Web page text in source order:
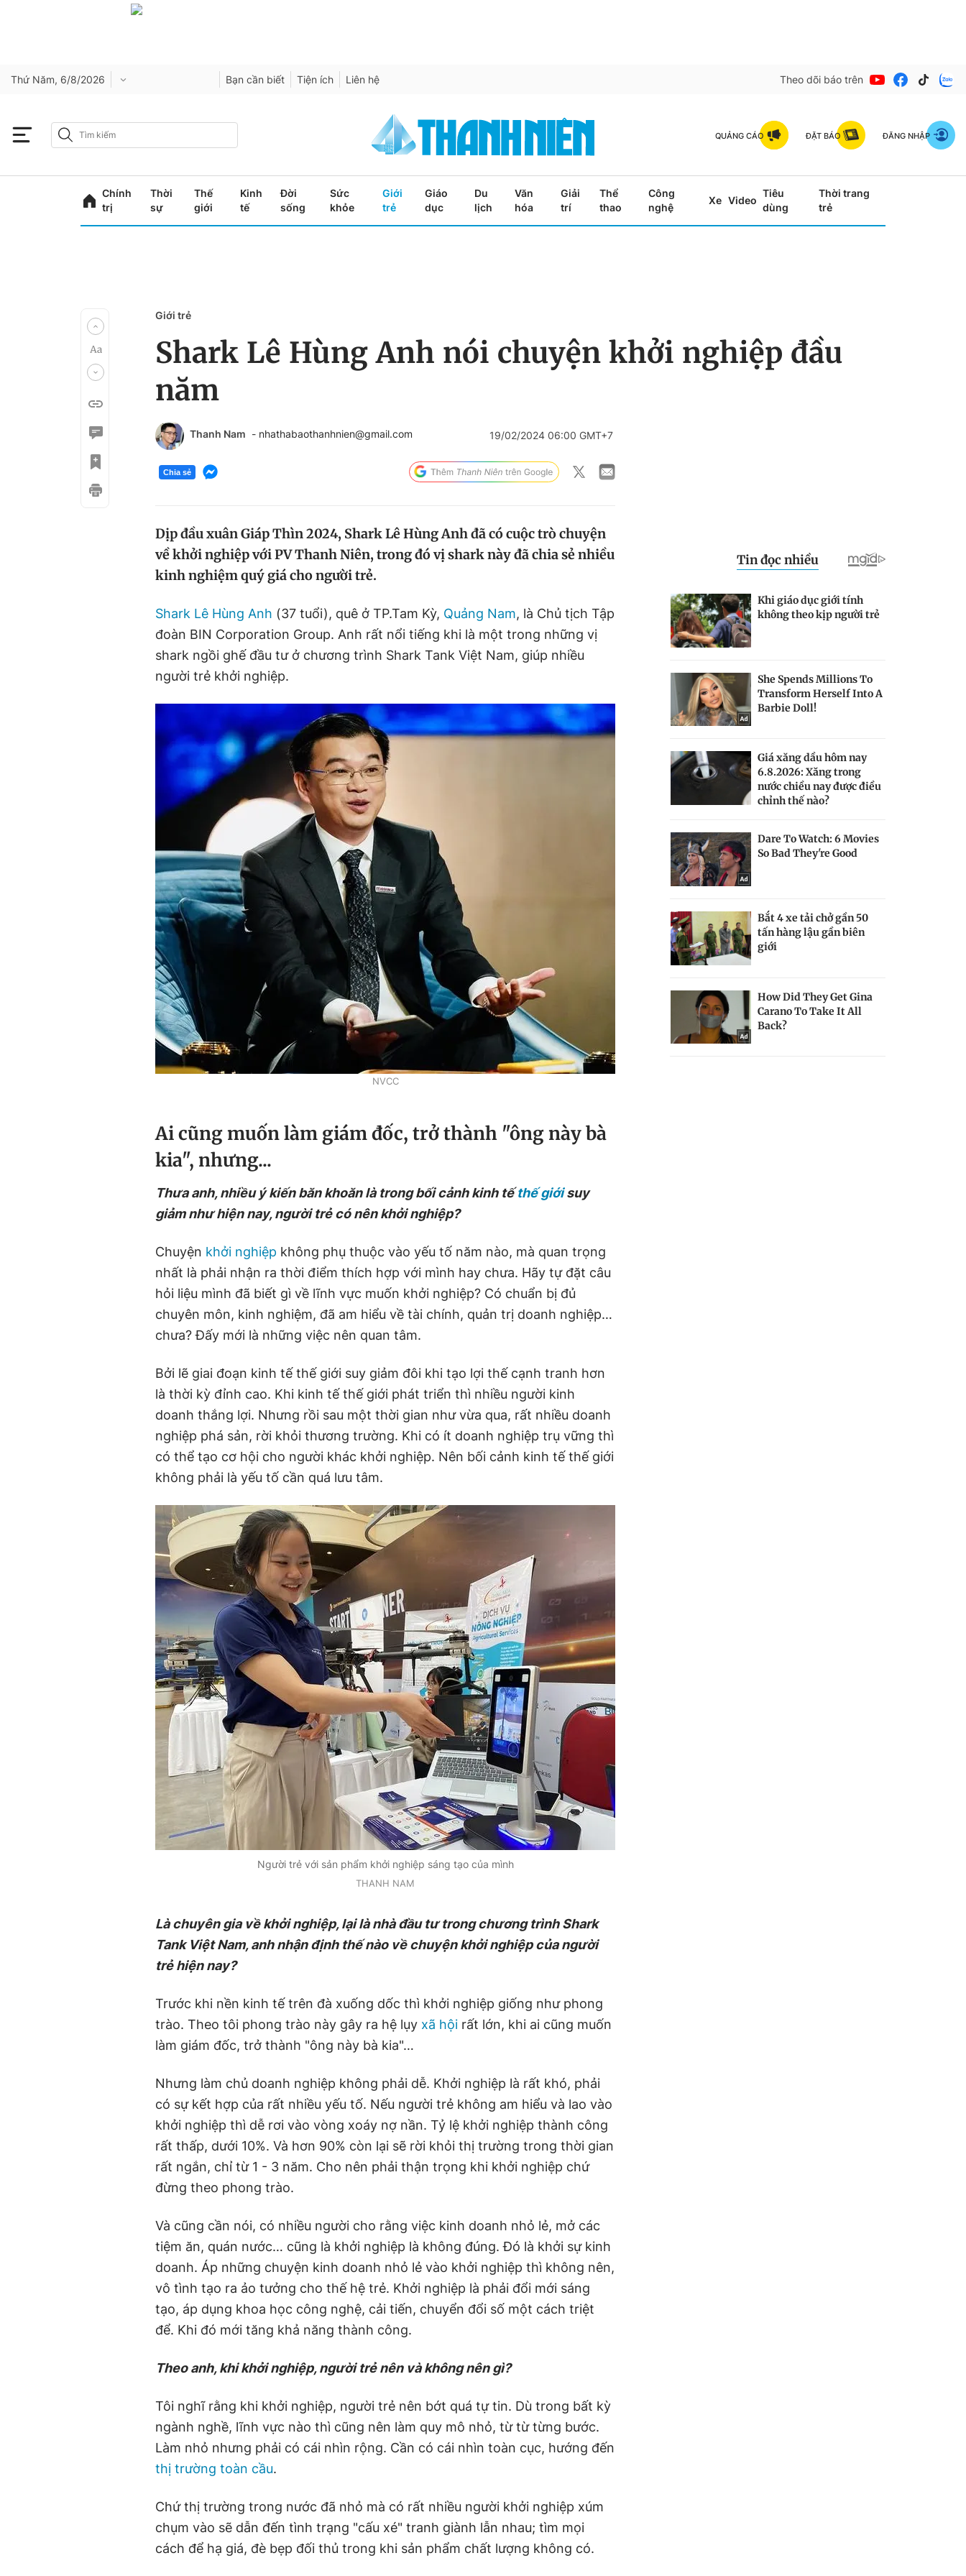
Thứ Năm, 6/8/2026 Bạn cần biết Tiện ích Liên hệ Theo dõi báo trên
QUẢNG CÁO ĐẶT BÁO ĐĂNG NHẬP
Chính
trị
Thời
sự
Thế
giới
Kinh
tế
Đời
sống
Sức
khỏe
Giới
trẻ
Giáo
dục
Du
lịch
Văn
hóa
Giải
trí
Thể
thao
Công
nghệ
Xe Video
Tiêu
dùng
Thời trang
trẻ
Giới trẻ
Shark Lê Hùng Anh nói chuyện khởi nghiệp đầu
năm
Thanh Nam - nhathabaothanhnien@gmail.com 19/02/2024 06:00 GMT+7
Chia sẻ
Dịp đầu xuân Giáp Thìn 2024, Shark Lê Hùng Anh đã có cuộc trò chuyện
về khởi nghiệp với PV Thanh Niên, trong đó vị shark này đã chia sẻ nhiều
kinh nghiệm quý giá cho người trẻ.
Shark Lê Hùng Anh (37 tuổi), quê ở TP.Tam Kỳ, Quảng Nam, là Chủ tịch Tập
đoàn BIN Corporation Group. Anh rất nổi tiếng khi là một trong những vị
shark ngồi ghế đầu tư ở chương trình Shark Tank Việt Nam, giúp nhiều
người trẻ khởi nghiệp.
NVCC
Ai cũng muốn làm giám đốc, trở thành "ông này bà
kia", nhưng...
Thưa anh, nhiều ý kiến băn khoăn là trong bối cảnh kinh tếthế giớisuy
giảm như hiện nay, người trẻ có nên khởi nghiệp?
Chuyện khởi nghiệp không phụ thuộc vào yếu tố năm nào, mà quan trọng
nhất là phải nhận ra thời điểm thích hợp với mình hay chưa. Hãy tự đặt câu
hỏi liệu mình đã biết gì về lĩnh vực muốn khởi nghiệp? Có chuẩn bị đủ
chuyên môn, kinh nghiệm, đã am hiểu về tài chính, quản trị doanh nghiệp…
chưa? Đấy mới là những việc nên quan tâm.
Bởi lẽ giai đoạn kinh tế thế giới suy giảm đôi khi tạo lợi thế cạnh tranh hơn
là thời kỳ đỉnh cao. Khi kinh tế thế giới phát triển thì nhiều người kinh
doanh thắng lợi. Nhưng rồi sau một thời gian như vừa qua, rất nhiều doanh
nghiệp phá sản, rời khỏi thương trường. Khi có ít doanh nghiệp trụ vững thì
có thể tạo cơ hội cho người khác khởi nghiệp. Nên bối cảnh kinh tế thế giới
không phải là yếu tố cần quá lưu tâm.
Người trẻ với sản phẩm khởi nghiệp sáng tạo của mình
THANH NAM
Là chuyên gia về khởi nghiệp, lại là nhà đầu tư trong chương trình Shark
Tank Việt Nam, anh nhận định thế nào về chuyện khởi nghiệp của người
trẻ hiện nay?
Trước khi nền kinh tế trên đà xuống dốc thì khởi nghiệp giống như phong
trào. Theo tôi phong trào này gây ra hệ lụy xã hội rất lớn, khi ai cũng muốn
làm giám đốc, trở thành "ông này bà kia"…
Nhưng làm chủ doanh nghiệp không phải dễ. Khởi nghiệp là rất khó, phải
có sự kết hợp của rất nhiều yếu tố. Nếu người trẻ không am hiểu và lao vào
khởi nghiệp thì dễ rơi vào vòng xoáy nợ nần. Tỷ lệ khởi nghiệp thành công
rất thấp, dưới 10%. Và hơn 90% còn lại sẽ rời khỏi thị trường trong thời gian
rất ngắn, chỉ từ 1 - 3 năm. Cho nên phải thận trọng khi khởi nghiệp chứ
đừng theo phong trào.
Và cũng cần nói, có nhiều người cho rằng việc kinh doanh nhỏ lẻ, mở các
tiệm ăn, quán nước… cũng là khởi nghiệp là không đúng. Đó là khởi sự kinh
doanh. Áp những chuyện kinh doanh nhỏ lẻ vào khởi nghiệp thì không nên,
vô tình tạo ra ảo tưởng cho thế hệ trẻ. Khởi nghiệp là phải đổi mới sáng
tạo, áp dụng khoa học công nghệ, cải tiến, chuyển đổi số một cách triệt
để. Khi đó mới tăng khả năng thành công.
Theo anh, khi khởi nghiệp, người trẻ nên và không nên gì?
Tôi nghĩ rằng khi khởi nghiệp, người trẻ nên bớt quá tự tin. Dù trong bất kỳ
ngành nghề, lĩnh vực nào thì cũng nên làm quy mô nhỏ, từ từ từng bước.
Làm nhỏ nhưng phải có cái nhìn rộng. Cần có cái nhìn toàn cục, hướng đến
thị trường toàn cầu.
Chứ thị trường trong nước đã nhỏ mà có rất nhiều người khởi nghiệp xúm
chụm vào sẽ dẫn đến tình trạng "cấu xé" tranh giành lẫn nhau; tìm mọi
cách để hạ giá, đè bẹp đối thủ trong khi sản phẩm chất lượng không có.